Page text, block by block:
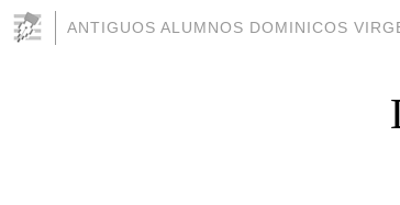
ANTIGUOS ALUMNOS DOMINICOS